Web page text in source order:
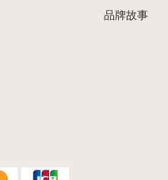
品牌故事